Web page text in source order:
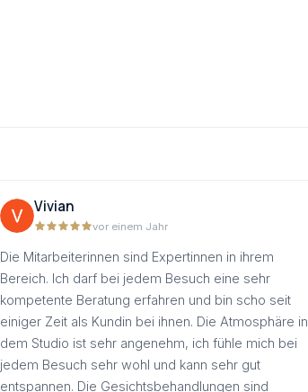
Vivian
vor einem Jahr
Die Mitarbeiterinnen sind Expertinnen in ihrem
Bereich. Ich darf bei jedem Besuch eine sehr
kompetente Beratung erfahren und bin scho seit
einiger Zeit als Kundin bei ihnen. Die Atmosphäre in
dem Studio ist sehr angenehm, ich fühle mich bei
jedem Besuch sehr wohl und kann sehr gut
entspannen. Die Gesichtsbehandlungen sind